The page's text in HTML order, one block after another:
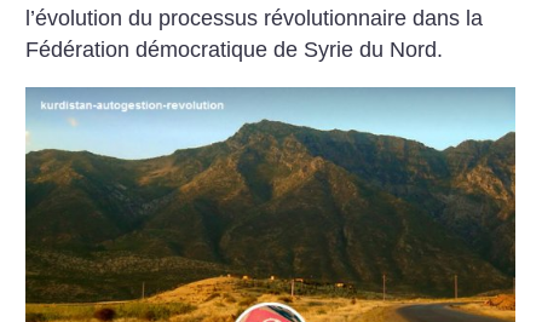
l’évolution du processus révolutionnaire dans la
Fédération démocratique de Syrie du Nord.